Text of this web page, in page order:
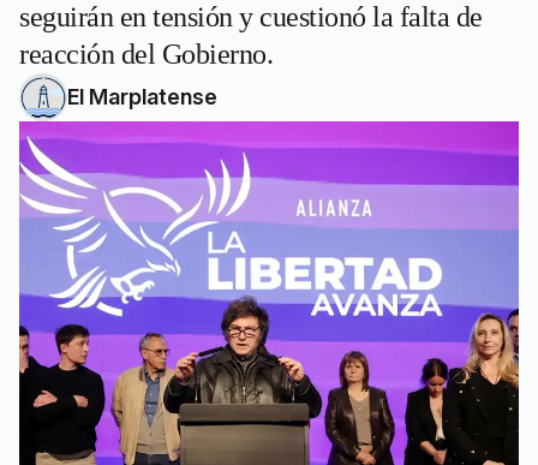
seguirán en tensión y cuestionó la falta de
reacción del Gobierno.
El Marplatense